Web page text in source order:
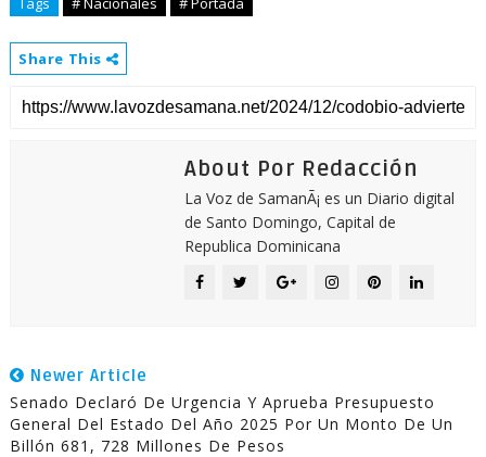
Share This
About Por Redacción
La Voz de SamanÃ¡ es un Diario digital
de Santo Domingo, Capital de
Republica Dominicana
Newer Article
Senado Declaró De Urgencia Y Aprueba Presupuesto
General Del Estado Del Año 2025 Por Un Monto De Un
Billón 681, 728 Millones De Pesos